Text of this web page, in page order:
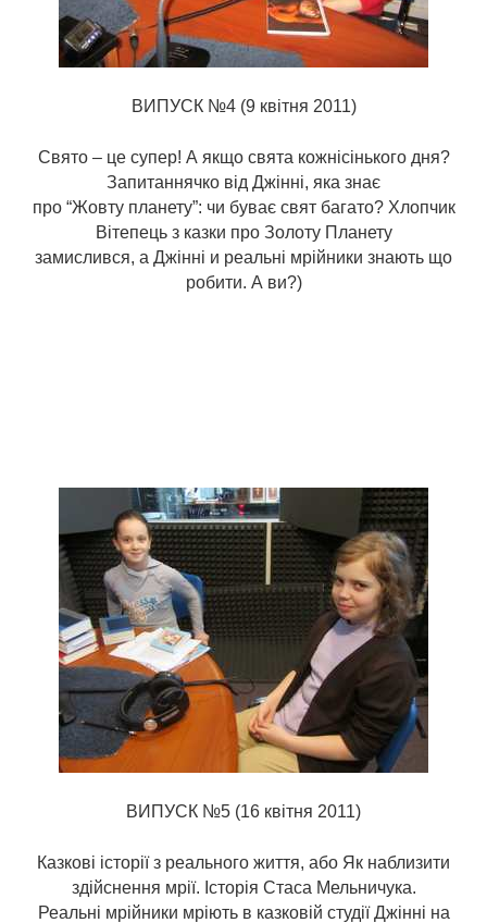
ВИПУСК №4 (9 квітня 2011)
Свято – це супер! А якщо свята кожнісінького дня?
Запитаннячко від Джінні, яка знає
про “Жовту планету”: чи буває свят багато? Хлопчик
Вітепець з казки про Золоту Планету
замислився, а Джінні и реальні мрійники знають що
робити. А ви?)
ВИПУСК №5 (16 квітня 2011)
Казкові історії з реального життя, або Як наблизити
здійснення мрії. Історія Стаса Мельничука.
Реальні мрійники мріють в казковій студії Джінні на